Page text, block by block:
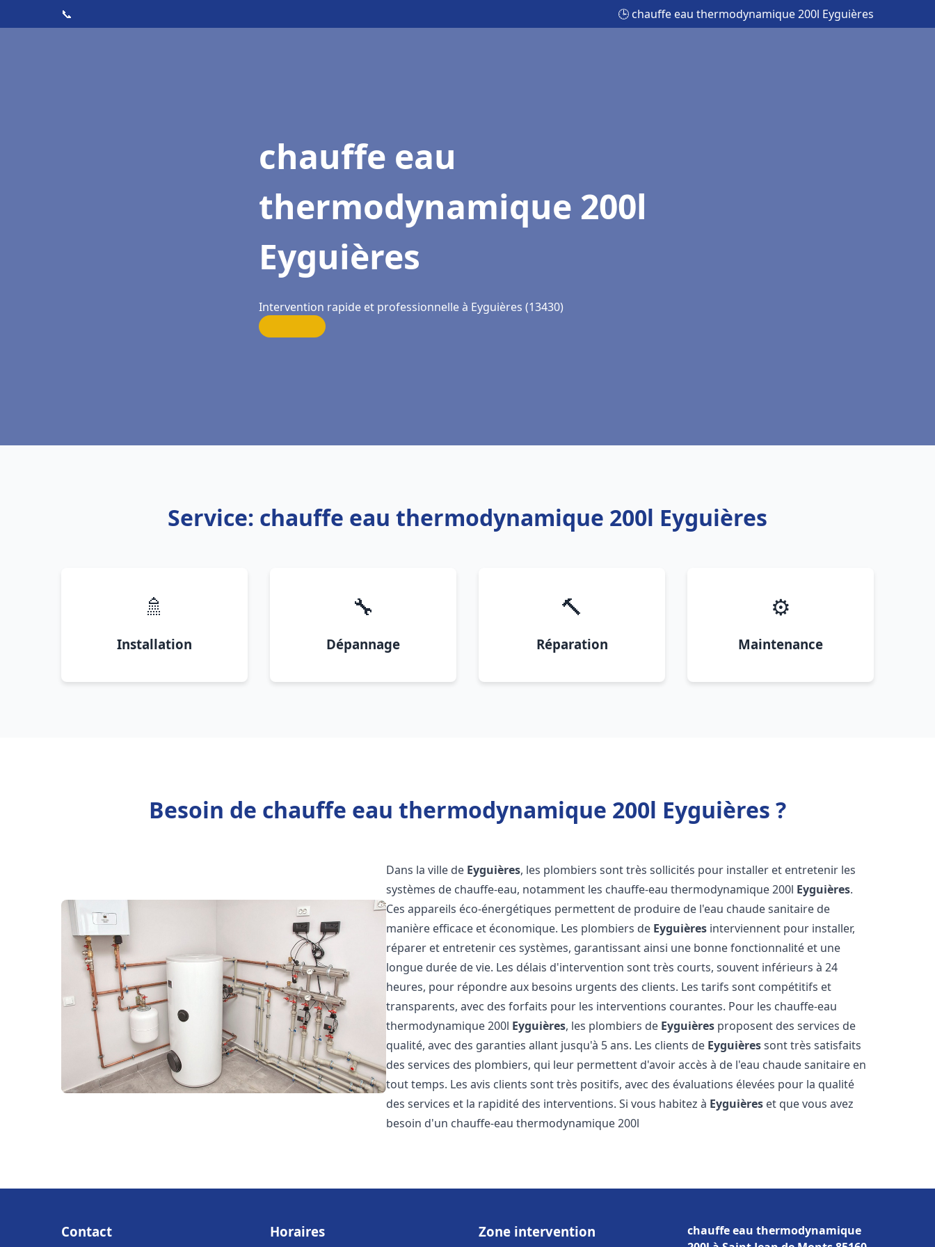
📞 🕒 chauffe eau thermodynamique 200l Eyguières
chauffe eau
thermodynamique 200l
Eyguières
Intervention rapide et professionnelle à Eyguières (13430)
Service: chauffe eau thermodynamique 200l Eyguières
🚿
Installation
🔧
Dépannage
🔨
Réparation
⚙️
Maintenance
Besoin de chauffe eau thermodynamique 200l Eyguières ?
Dans la ville de Eyguières, les plombiers sont très sollicités pour installer et entretenir les
systèmes de chauffe-eau, notamment les chauffe-eau thermodynamique 200l Eyguières.
Ces appareils éco-énergétiques permettent de produire de l'eau chaude sanitaire de
manière efficace et économique. Les plombiers de Eyguières interviennent pour installer,
réparer et entretenir ces systèmes, garantissant ainsi une bonne fonctionnalité et une
longue durée de vie. Les délais d'intervention sont très courts, souvent inférieurs à 24
heures, pour répondre aux besoins urgents des clients. Les tarifs sont compétitifs et
transparents, avec des forfaits pour les interventions courantes. Pour les chauffe-eau
thermodynamique 200l Eyguières, les plombiers de Eyguières proposent des services de
qualité, avec des garanties allant jusqu'à 5 ans. Les clients de Eyguièressont très satisfaits
des services des plombiers, qui leur permettent d'avoir accès à de l'eau chaude sanitaire en
tout temps. Les avis clients sont très positifs, avec des évaluations élevées pour la qualité
des services et la rapidité des interventions. Si vous habitez à Eyguières et que vous avez
besoin d'un chauffe-eau thermodynamique 200l
Contact Horaires Zone intervention
chauffe eau thermodynamique